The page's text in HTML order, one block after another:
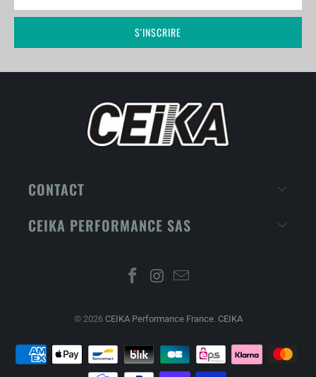
CONTACT
CEIKA PERFORMANCE SAS
© 2026 CEIKA Performance France. CEIKA